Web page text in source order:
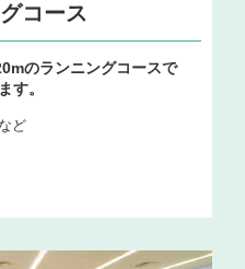
コース
のランニングコースで
す。
ど